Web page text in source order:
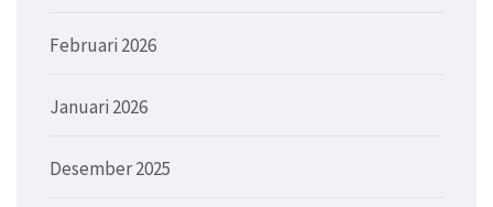
Februari 2026
Januari 2026
Desember 2025